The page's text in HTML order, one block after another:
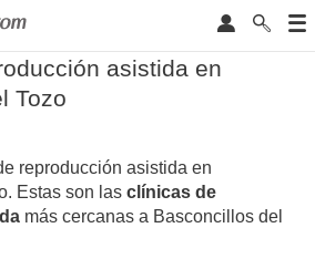
asistida en
Tozo
reproducción asistida en
Estas son las clínicas de
más cercanas a Basconcillos del